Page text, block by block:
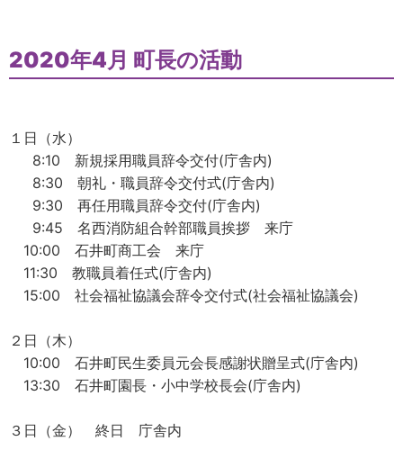
2020年4月 町長の活動
１日（水）
8:10 新規採用職員辞令交付(庁舎内)
8:30 朝礼・職員辞令交付式(庁舎内)
9:30 再任用職員辞令交付(庁舎内)
9:45 名西消防組合幹部職員挨拶 来庁
10:00 石井町商工会 来庁
11:30 教職員着任式(庁舎内)
15:00 社会福祉協議会辞令交付式(社会福祉協議会)
２日（木）
10:00 石井町民生委員元会長感謝状贈呈式(庁舎内)
13:30 石井町園長・小中学校長会(庁舎内)
３日（金） 終日 庁舎内